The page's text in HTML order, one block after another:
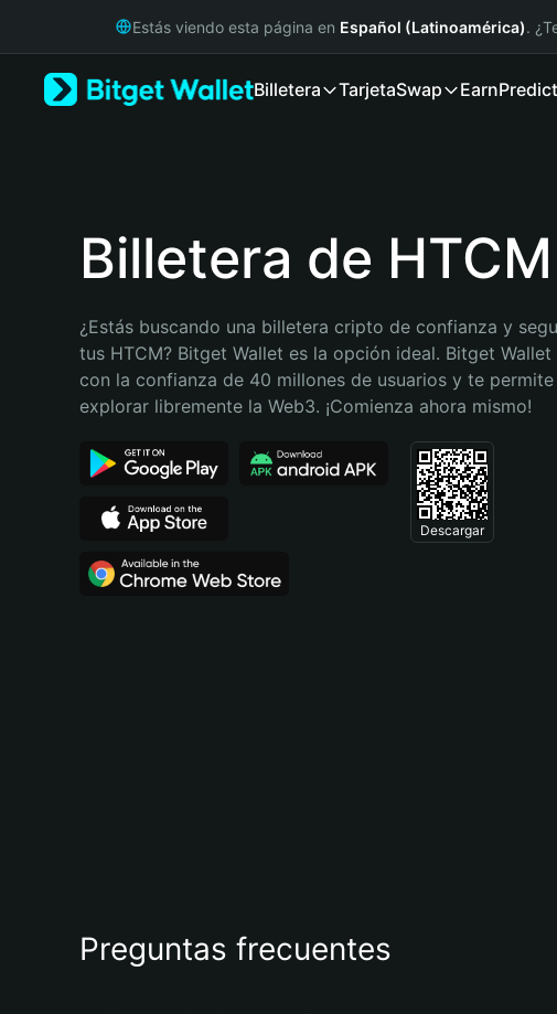
Русский
Bahasa Indonesia
Português (Brasil)
Estás viendo esta página en Español (Latinoamérica).
Billetera TarjetaSwap Earn
Billetera de HTCM
¿Estás buscando una billetera cripto de confianza y
tus HTCM? Bitget Wallet es la opción ideal. Bitget Wallet
con la confianza de 40 millones de usuarios y te permite
explorar libremente la Web3. ¡Comienza ahora mismo!
Descargar
Preguntas frecuentes